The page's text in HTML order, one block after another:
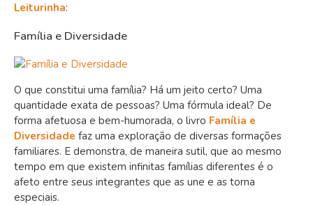
Leiturinha:
Família e Diversidade
O que constitui uma família? Há um jeito certo? Uma
quantidade exata de pessoas? Uma fórmula ideal? De
forma afetuosa e bem-humorada, o livro Família e
Diversidade faz uma exploração de diversas formações
familiares. E demonstra, de maneira sutil, que ao mesmo
tempo em que existem infinitas famílias diferentes é o
afeto entre seus integrantes que as une e as torna
especiais.